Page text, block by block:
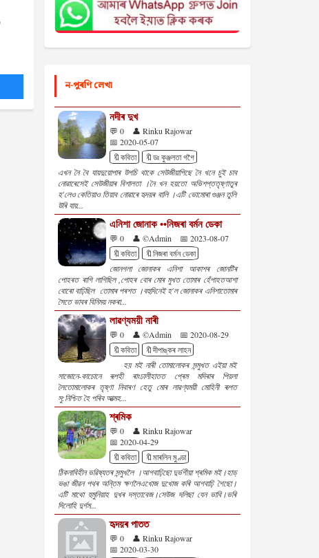
ন-পুৰণি লেখা
নদীৰ দুখ
💬 0
👤 Rinku Rajowar
📅 2020-05-07
🔖কবিতা
🔖ডঃ কুঞ্জলতা গগৈ
এখন নৈ বৈ যায়দুয়োপাৰ উপচি থাকে সেউজীয়াপিছে নৈ খনে চুই চাব
নোৱাৰেসেই সেউজীয়াৰ বিশালতা ।নৈ খন হয়তো অভিশপ্ততৃষ্ণাতুৰ
হ'লেও কেতিয়াও তিয়াব নোৱাৰে হৃদয়ৰ বালি ।এটি ভোমোৰা গুঞ্জন তুলি
উৰি যায়...
এনিশা জোনাক ••নিজৰা বৰ্মন ডেকা
💬 0 👤 ©Admin
📅 2023-08-07
🔖কবিতা
🔖নিজৰা বৰ্মন ডেকা
জোনগলা জোনাকৰ এনিশা আকাশৰ জোনটিৰ
পোহৰত ৰাগি লাগিছিল ,পোহৰ বোৰ মোৰ মুখত তোমাৰ হেঁপাহতআশা
বোৰো বাঢ়িছিল তোমাৰ পৰশত ।বহুদিনেই হ'ল জোনাকৰ এনিশাতোমাৰ
সৈতে ভাবৰ বিনিময় নকৰা...
লাৱণ্যময়ী নাৰী
💬 0 👤 ©Admin
📅 2020-08-29
🔖কবিতা
🔖দীপাঙ্কৰ লাহন
হয় মই নাৰী তোমালোকৰ সন্মুখত এইয়া মই
সাজোনে-কাচোনে ৰূপহী ৰাংঢালীহাতত প্ৰেম মদিৰাৰ পিয়লা
লৈতোমালোকৰ তৃষ্ণা নিবাৰণ হেতু মোৰ লাৱণ্যময়ী মোহিনী ৰূপত
সু:নিশ্চিত হৈ পৰিব আত্মহ...
শ্ৰমিক
💬 0
👤 Rinku Rajowar
📅 2020-04-29
🔖কবিতা
🔖মাৰলিন মুণ্ডা
ঠিকনাবিহীন ভৱিষ্যতৰ সন্মুখলৈ ।আগবাঢ়িছো দুৰ্ভগীয়া শ্ৰমিক মই।হাড়
ভঙা জীৱন পথৰ অন্তিম ক্ষণলৈএখোজ দুখোজ কৰি আগবাঢ়ি গৈছো।
এটি মাথো হুমুনিয়াহ দুখৰ দস্তাবেজ।সেউজ দলিছা যেন ভাবি।ভৰি
দিলোহি দুৰ্গম...
হৃদয়ৰ পাতত
💬 0
👤 Rinku Rajowar
📅 2020-03-30